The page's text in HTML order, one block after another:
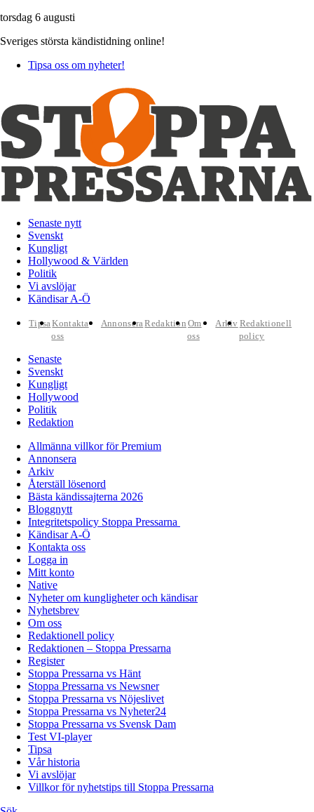
torsdag 6 augusti
Sveriges största kändistidning online!
Tipsa oss om nyheter!
Senaste nytt
Svenskt
Kungligt
Hollywood & Världen
Politik
Vi avslöjar
Kändisar A-Ö
TipsaKontakta
oss
AnnonseraRedaktion Om
oss
Arkiv Redaktionell
policy
Senaste
Svenskt
Kungligt
Hollywood
Politik
Redaktion
Allmänna villkor för Premium
Annonsera
Arkiv
Återställ lösenord
Bästa kändissajterna 2026
Bloggnytt
Integritetspolicy Stoppa Pressarna
Kändisar A-Ö
Kontakta oss
Logga in
Mitt konto
Native
Nyheter om kungligheter och kändisar
Nyhetsbrev
Om oss
Redaktionell policy
Redaktionen – Stoppa Pressarna
Register
Stoppa Pressarna vs Hänt
Stoppa Pressarna vs Newsner
Stoppa Pressarna vs Nöjeslivet
Stoppa Pressarna vs Nyheter24
Stoppa Pressarna vs Svensk Dam
Test VI-player
Tipsa
Vår historia
Vi avslöjar
Villkor för nyhetstips till Stoppa Pressarna